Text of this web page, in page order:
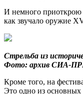
И немного приоткрою
как звучало оружие
Стрельба из
Фото: архив СИА-
Кроме того, на
Это одно из основных